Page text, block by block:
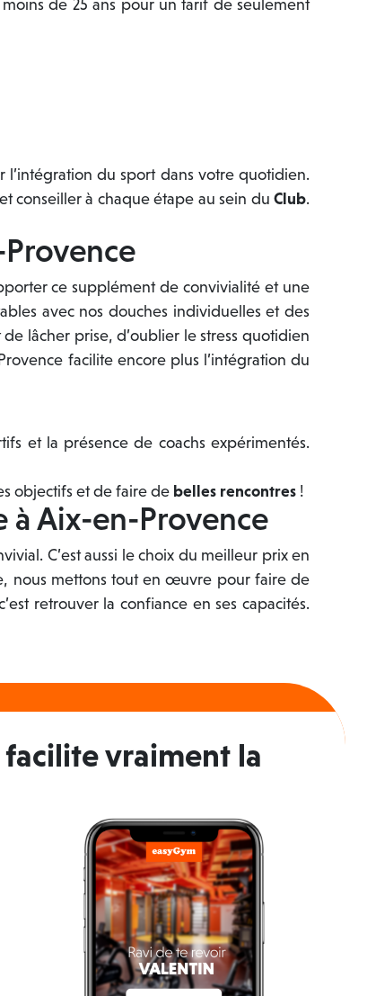
de 25 ans pour un tarif de seulement
l’intégration du sport dans votre quotidien.
conseiller à chaque étape au sein du Club.
ce supplément de convivialité et une
avec nos douches individuelles et des
lâcher prise, d’oublier le stress quotidien
facilite encore plus l’intégration du
et la présence de coachs expérimentés.
objectifs et de faire de belles rencontres !
Aix-en-Provence
C’est aussi le choix du meilleur prix en
nous mettons tout en œuvre pour faire de
retrouver la confiance en ses capacités.
vraiment la